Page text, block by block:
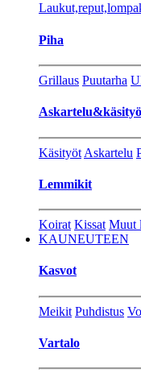
Piha
Grillaus Puutarha
Käsityöt Askartelu
Lemmikit
Koirat Kissat Muut
KAUNEUTEEN
Kasvot
Meikit Puhdistus
Vartalo